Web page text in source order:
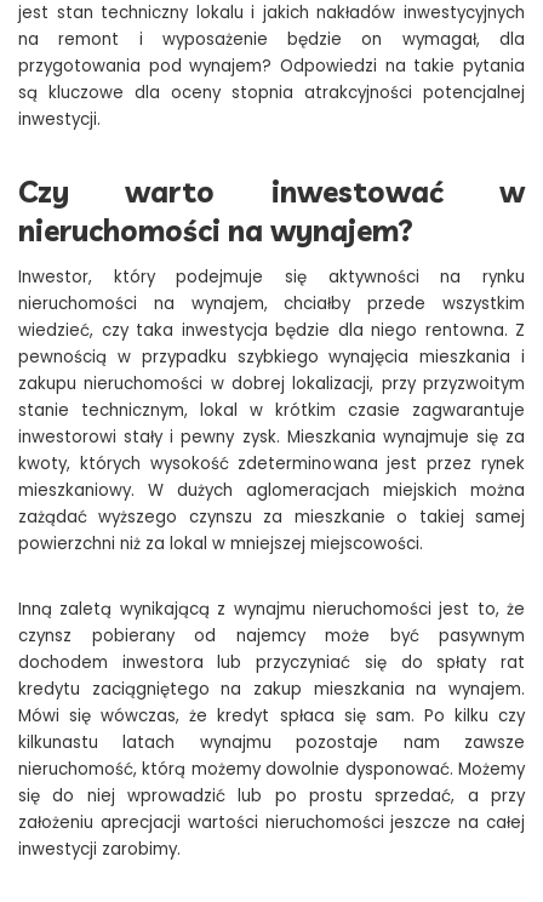
jest stan techniczny lokalu i jakich nakładów inwestycyjnych
na remont i wyposażenie będzie on wymagał, dla
przygotowania pod wynajem? Odpowiedzi na takie pytania
są kluczowe dla oceny stopnia atrakcyjności potencjalnej
inwestycji.
Czy warto inwestować w
nieruchomości na wynajem?
Inwestor, który podejmuje się aktywności na rynku
nieruchomości na wynajem, chciałby przede wszystkim
wiedzieć, czy taka inwestycja będzie dla niego rentowna. Z
pewnością w przypadku szybkiego wynajęcia mieszkania i
zakupu nieruchomości w dobrej lokalizacji, przy przyzwoitym
stanie technicznym, lokal w krótkim czasie zagwarantuje
inwestorowi stały i pewny zysk. Mieszkania wynajmuje się za
kwoty, których wysokość zdeterminowana jest przez rynek
mieszkaniowy. W dużych aglomeracjach miejskich można
zażądać wyższego czynszu za mieszkanie o takiej samej
powierzchni niż za lokal w mniejszej miejscowości.
Inną zaletą wynikającą z wynajmu nieruchomości jest to, że
czynsz pobierany od najemcy może być pasywnym
dochodem inwestora lub przyczyniać się do spłaty rat
kredytu zaciągniętego na zakup mieszkania na wynajem.
Mówi się wówczas, że kredyt spłaca się sam. Po kilku czy
kilkunastu latach wynajmu pozostaje nam zawsze
nieruchomość, którą możemy dowolnie dysponować. Możemy
się do niej wprowadzić lub po prostu sprzedać, a przy
założeniu aprecjacji wartości nieruchomości jeszcze na całej
inwestycji zarobimy.